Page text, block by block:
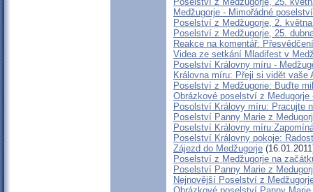
Medžugorje - Mimořádné
Poselství z Medžugorje, 2.
Poselství z Medžugorje, 25.
Reakce na komentář:
Videa ze setkání Mladifest v
Poselství Královny míru -
Královna míru: Přeji si vidět vaše
Poselství z Medžugorie: Buďte
Obrázkové poselství z Medugorje
Posolství Královy míru: Pracujte
Poselství Panny Marie z
Poselství Královny
Poselství Královny pokoje:
Zájezd do Medžugorje
Poselství z Medžugorje na
Poselství Panny Marie z
Nejnovější Poselství z